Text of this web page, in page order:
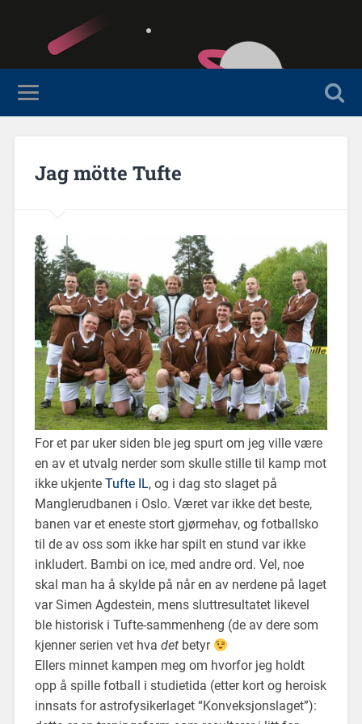
Jag mötte Tufte
For et par uker siden ble jeg spurt om jeg ville være
en av et utvalg nerder som skulle stille til kamp mot
ikke ukjente Tufte IL, og i dag sto slaget på
Manglerudbanen i Oslo. Været var ikke det beste,
banen var et eneste stort gjørmehav, og fotballsko
til de av oss som ikke har spilt en stund var ikke
inkludert. Bambi on ice, med andre ord. Vel, noe
skal man ha å skylde på når en av nerdene på laget
var Simen Agdestein, mens sluttresultatet likevel
ble historisk i Tufte-sammenheng (de av dere som
kjenner serien vet hva detbetyr
Ellers minnet kampen meg om hvorfor jeg holdt
opp å spille fotball i studietida (etter kort og heroisk
innsats for astrofysikerlaget “Konveksjonslaget”):